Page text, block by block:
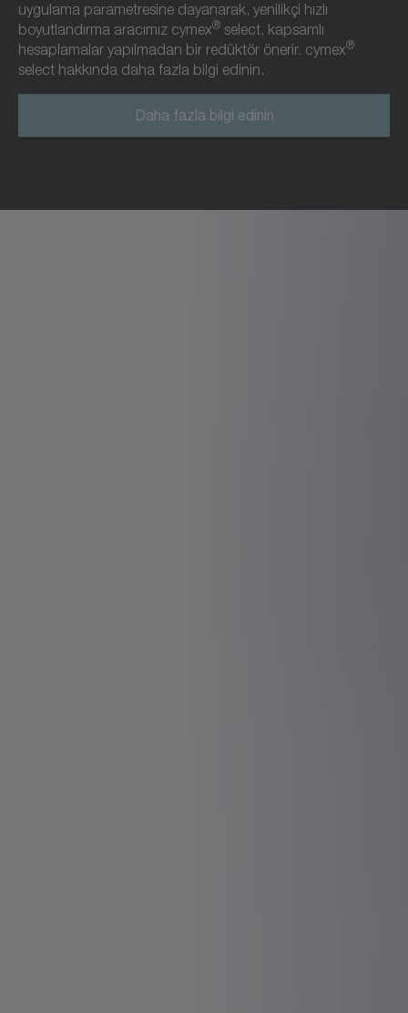
uygulama parametresine dayanarak, yenilikçi hızlı
boyutlandırma aracımız cymex® select, kapsamlı
hesaplamalar yapılmadan bir redüktör önerir. cymex®
select hakkında daha fazla bilgi edinin.
Daha fazla bilgi edinin